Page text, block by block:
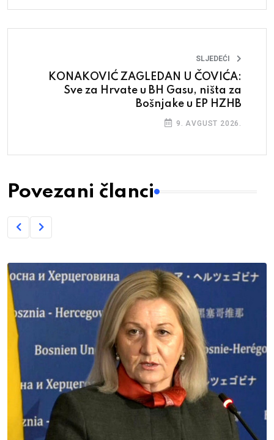
SLJEDEĆI
KONAKOVIĆ ZAGLEDAN U ČOVIĆA:
Sve za Hrvate u BH Gasu, ništa za
Bošnjake u EP HZHB
9. AVGUST 2026.
Povezani članci